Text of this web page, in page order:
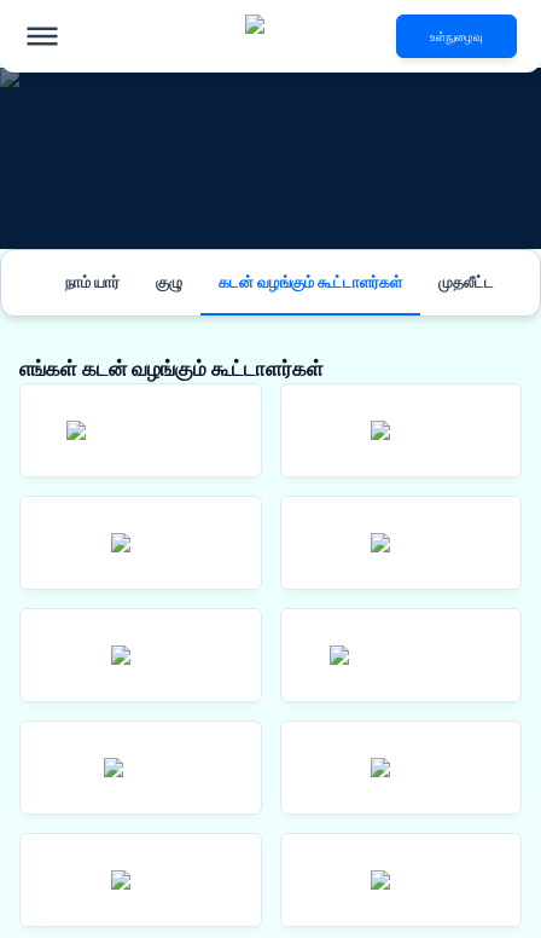
உள்நுழைவு
நாம் யார் குழு கடன் வழங்கும் கூட்டாளர்கள்
எங்கள் கடன் வழங்கும் கூட்டாளர்கள்